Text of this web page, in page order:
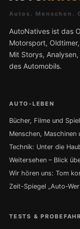
Autos. Menschen.
AutoNatives ist das
Motorsport,
Mit Storys,
des Automobils.
AUTO-LEBEN
Bücher, Filme und
Menschen, Maschinen
Technik: Unter die
Weitersehen – Blick
Wir hören uns: Tom
Zeit-Spiegel „Auto-
TESTS &